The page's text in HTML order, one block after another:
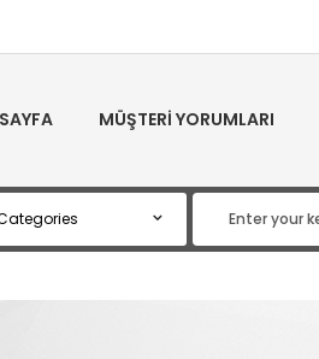
MÜŞTERI YORUMLARI